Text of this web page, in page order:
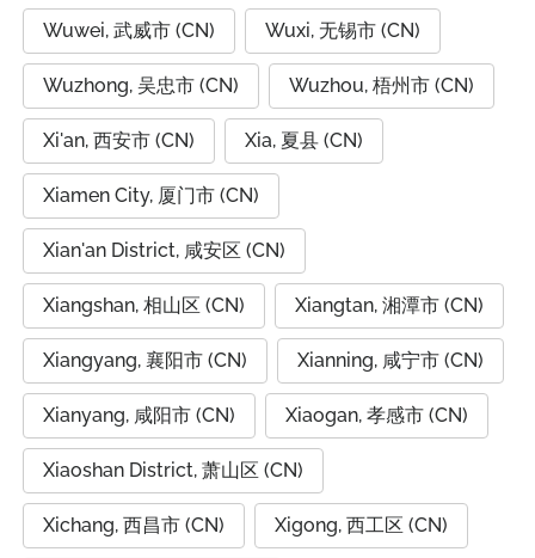
Wuwei, 武威市 (CN) Wuxi, 无锡市 (CN)
Wuzhong, 吴忠市 (CN) Wuzhou, 梧州市 (CN)
Xi'an, 西安市 (CN) Xia, 夏县 (CN)
Xiamen City, 厦门市 (CN)
Xian'an District, 咸安区 (CN)
Xiangshan, 相山区 (CN) Xiangtan, 湘潭市 (CN)
Xiangyang, 襄阳市 (CN) Xianning, 咸宁市 (CN)
Xianyang, 咸阳市 (CN) Xiaogan, 孝感市 (CN)
Xiaoshan District, 萧山区 (CN)
Xichang, 西昌市 (CN) Xigong, 西工区 (CN)